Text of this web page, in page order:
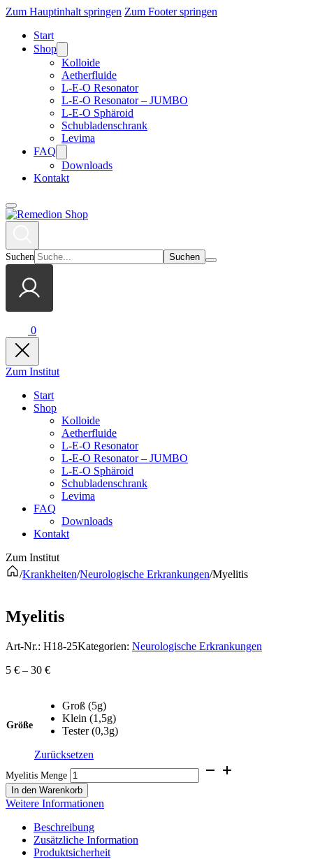
Zum Hauptinhalt springen Zum Footer springen
Start
Shop
Kolloide
Aetherfluide
L-E-O Resonator
L-E-O Resonator – JUMBO
L-E-O Sphäroid
Schubladenschrank
Levima
FAQ
Downloads
Kontakt
Suchen
0
Zum Institut
Start
Shop
Kolloide
Aetherfluide
L-E-O Resonator
L-E-O Resonator – JUMBO
L-E-O Sphäroid
Schubladenschrank
Levima
FAQ
Downloads
Kontakt
Zum Institut
/Krankheiten/Neurologische Erkrankungen/Myelitis
Myelitis
Art-Nr.: H18-25Kategorien: Neurologische Erkrankungen
5 € – 30 €
Größe
Groß (5g)
Klein (1,5g)
Tester (0,3g)
Zurücksetzen
Myelitis Menge
In den Warenkorb
Weitere Informationen
Beschreibung
Zusätzliche Information
Produktsicherheit